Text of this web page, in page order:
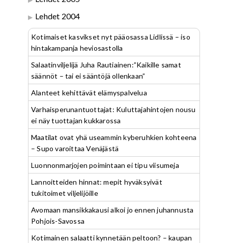
Lehdet 2004
Kotimaiset kasvikset nyt pääosassa Lidlissä – iso
hintakampanja heviosastolla
Salaatinviljelijä Juha Rautiainen:”Kaikille samat
säännöt – tai ei sääntöjä ollenkaan”
Alanteet kehittävät elämyspalvelua
Varhaisperunantuottajat: Kuluttajahintojen nousu
ei näy tuottajan kukkarossa
Maatilat ovat yhä useammin kyberuhkien kohteena
– Supo varoittaa Venäjästä
Luonnonmarjojen poimintaan ei tipu viisumeja
Lannoitteiden hinnat: mepit hyväksyivät
tukitoimet viljelijöille
Avomaan mansikkakausi alkoi jo ennen juhannusta
Pohjois-Savossa
Kotimainen salaatti kynnetään peltoon? – kaupan